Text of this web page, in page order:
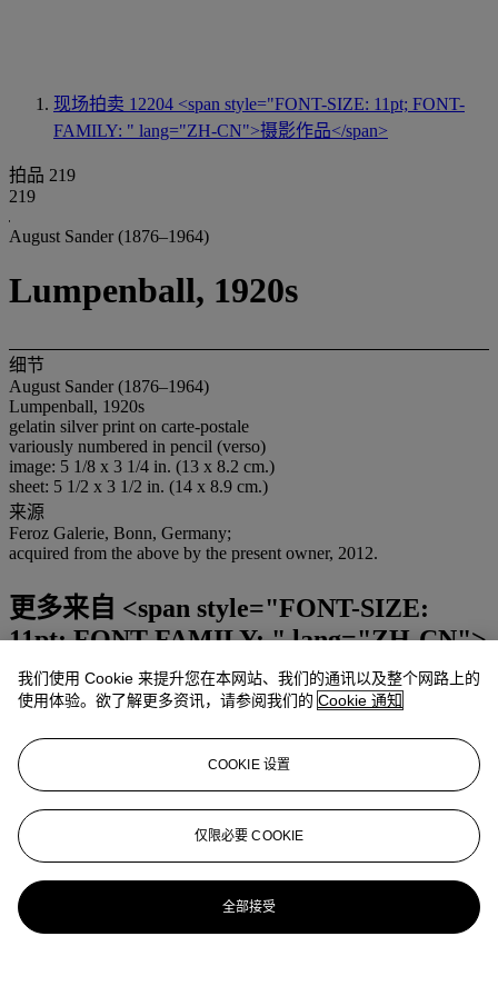
现场拍卖 12204 <span style="FONT-SIZE: 11pt; FONT-
FAMILY: " lang="ZH-CN">摄影作品</span>
拍品 219
219
August Sander (1876–1964)
Lumpenball, 1920s
细节
August Sander (1876–1964)
Lumpenball, 1920s
gelatin silver print on carte-postale
variously numbered in pencil (verso)
image: 5 1/8 x 3 1/4 in. (13 x 8.2 cm.)
sheet: 5 1/2 x 3 1/2 in. (14 x 8.9 cm.)
来源
Feroz Galerie, Bonn, Germany;
acquired from the above by the present owner, 2012.
更多来自 <span style="FONT-SIZE:
11pt; FONT-FAMILY: " lang="ZH-CN">
摄影作品</span>
查看全部
我们使用 Cookie 来提升您在本网站、我们的通讯以及整个网路上的
使用体验。欲了解更多资讯，请参阅我们的 Cookie 通知
COOKIE 设置
仅限必要 COOKIE
全部接受